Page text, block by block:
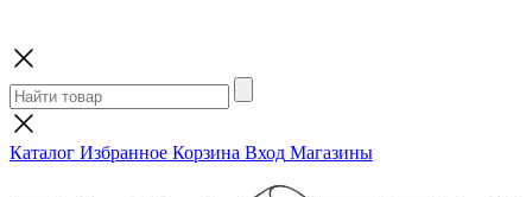
Каталог Избранное Корзина Вход Магазины